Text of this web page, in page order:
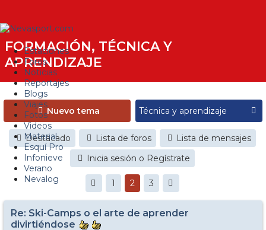
Estaciones
Foros
Noticias
Reportajes
Blogs
Viajes
Fotos
Videos
Material
Esquí Pro
Infonieve
Verano
Nevalog
FORMACIÓN, TÉCNICA Y
APRENDIZAJE
Nuevo tema
Destacado Lista de foros
Lista de mensajes
Inicia sesión o Regístrate
1 2 3
Re: Ski-Camps o el arte de aprender
divirtiéndose